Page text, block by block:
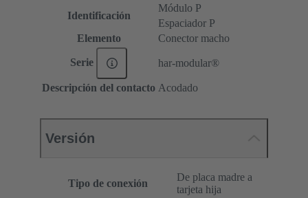
Identificación
Módulo P
Espaciador P
Elemento
Conector macho
Serie har-modular®
Descripción del contacto Acodado
Versión
Tipo de conexión
De placa madre a
tarjeta hija